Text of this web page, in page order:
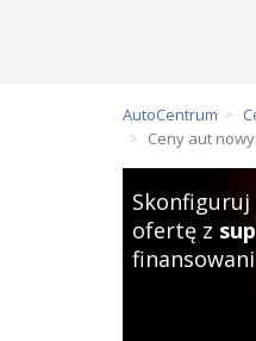
AutoCentrum
Ceny aut
Skonfiguruj
ofertę z